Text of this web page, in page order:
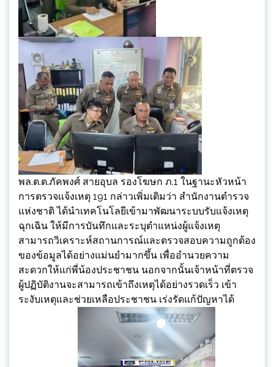
พล.ต.ต.ภัคพงศ์ สายอุบล รองโฆษก ภ.1 ในฐานะหัวหน้า
การตรวจเเจ้งเหตุ 191 กล่าวเพิ่มเติมว่า สำนักงานตำรวจ
แห่งชาติ ได้นำเทคโนโลยีเข้ามาพัฒนาระบบรับแจ้งเหตุ
ฉุกเฉิน ให้มีการบันทึกและระบุตำแหน่งผู้แจ้งเหตุ
สามารถวิเคราะห์สถานการณ์และตรวจสอบความถูกต้อง
ของข้อมูลได้อย่างแม่นยำมากขึ้น เพื่ออำนวยความ
สะดวกให้แก่พี่น้องประชาชน นอกจากนั้นเจ้าหน้าที่ตรวจ
ผู้ปฏิบัติงานจะสามารถเข้าถึงเหตุได้อย่างรวดเร็ว เข้า
ระงับเหตุและช่วยเหลือประชาชน เร่งรัดแก้ปัญหาได้